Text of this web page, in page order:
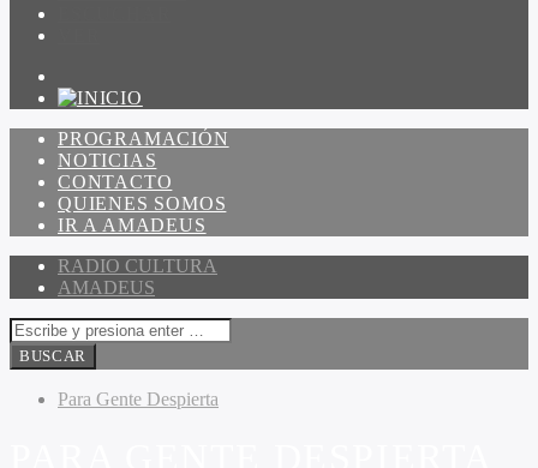
PROGRAMACIÓN
NOTICIAS
CONTACTO
QUIENES SOMOS
IR A AMADEUS
RADIO CULTURA
AMADEUS
Para Gente Despierta